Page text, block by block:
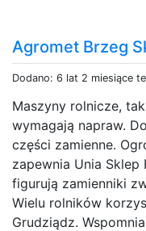
Agromet Brzeg
Dodano: 6 lat 2 miesiące
Maszyny rolnicze,
wymagają napraw.
części zamienne.
zapewnia Unia Sklep
figurują zamienniki
Wielu rolników
Grudziądz.